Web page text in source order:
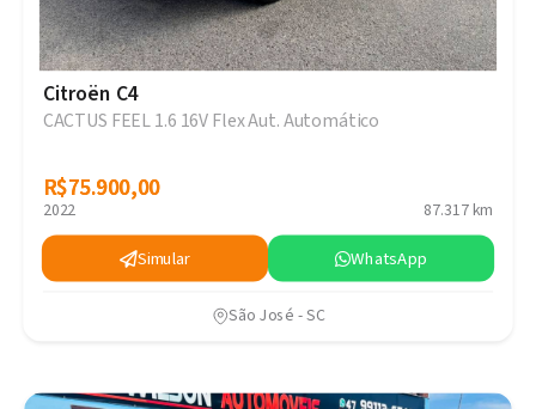
Citroën C4
CACTUS FEEL 1.6 16V Flex Aut. Automático
R$75.900,00
R$75.900,00
2022 87.317 km
Simular WhatsApp
São José - SC